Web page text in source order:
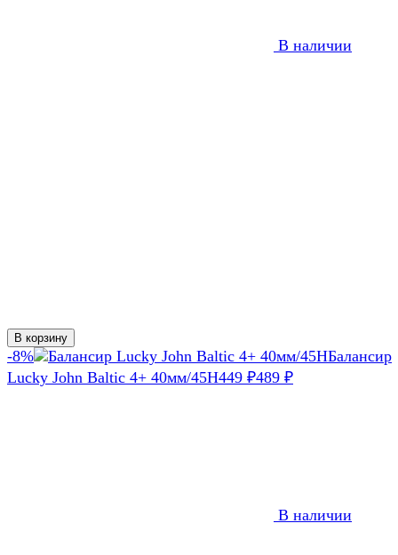
В наличии
В корзину
-8%
Балансир
Lucky John Baltic 4+ 40мм/45H449 ₽489 ₽
В наличии